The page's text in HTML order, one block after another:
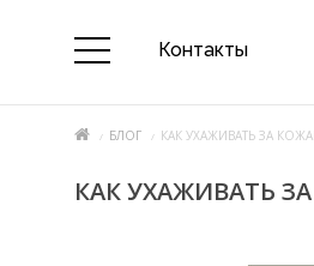
Контакты
БЛОГ КАК УХАЖИВАТЬ ЗА
КАК УХАЖИВАТЬ